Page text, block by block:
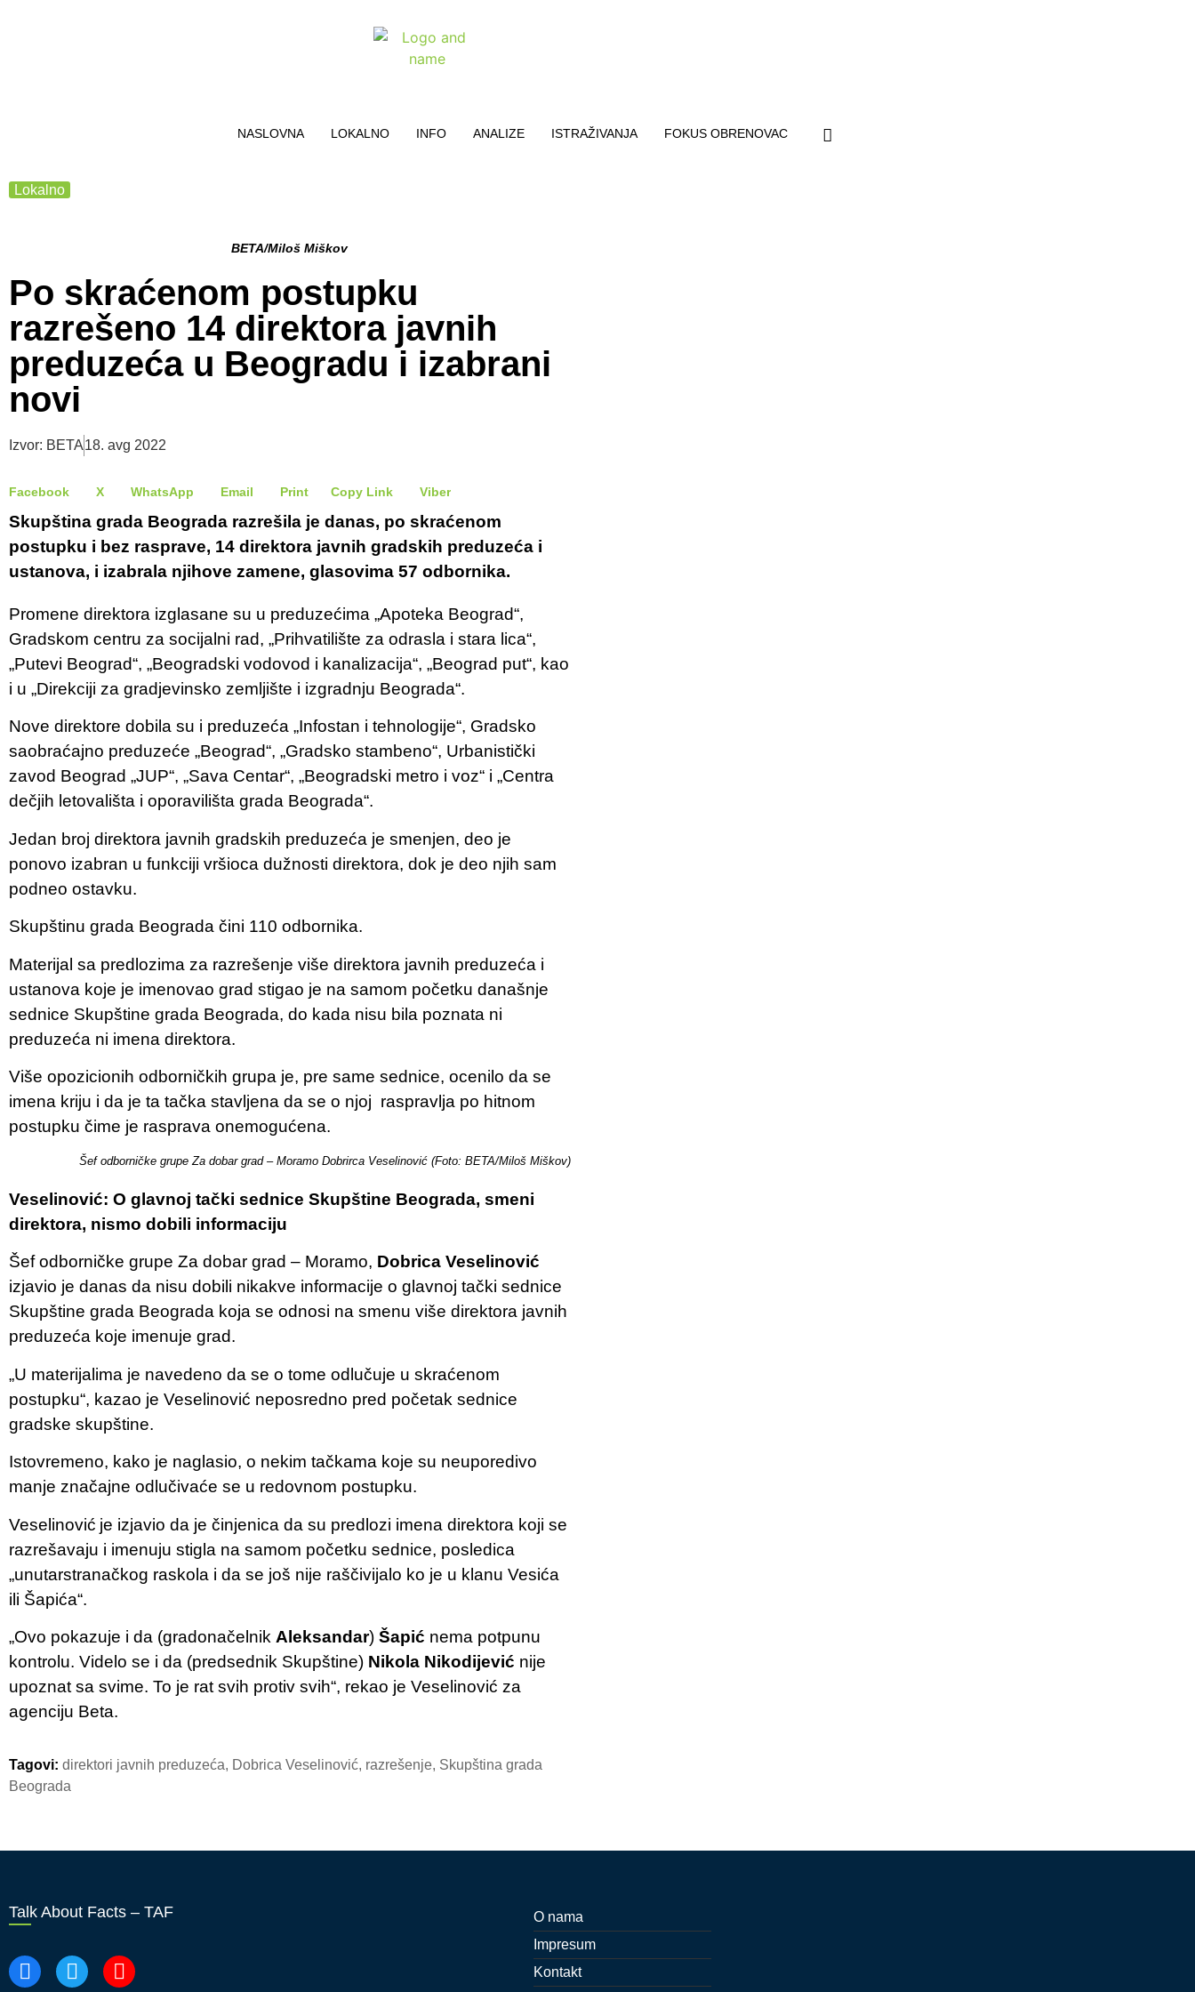
NASLOVNA LOKALNO INFO ANALIZE ISTRAŽIVANJA FOKUS OBRENOVAC
Lokalno
BETA/Miloš Miškov
Po skraćenom postupku
razrešeno 14 direktora javnih
preduzeća u Beogradu i izabrani
novi
Izvor: BETA18. avg 2022
Facebook X WhatsApp Email Print Copy Link Viber
Skupština grada Beograda razrešila je danas, po skraćenom
postupku i bez rasprave, 14 direktora javnih gradskih preduzeća i
ustanova, i izabrala njihove zamene, glasovima 57 odbornika.
Promene direktora izglasane su u preduzećima „Apoteka Beograd“,
Gradskom centru za socijalni rad, „Prihvatilište za odrasla i stara lica“,
„Putevi Beograd“, „Beogradski vodovod i kanalizacija“, „Beograd put“, kao
i u „Direkciji za gradjevinsko zemljište i izgradnju Beograda“.
Nove direktore dobila su i preduzeća „Infostan i tehnologije“, Gradsko
saobraćajno preduzeće „Beograd“, „Gradsko stambeno“, Urbanistički
zavod Beograd „JUP“, „Sava Centar“, „Beogradski metro i voz“ i „Centra
dečjih letovališta i oporavilišta grada Beograda“.
Jedan broj direktora javnih gradskih preduzeća je smenjen, deo je
ponovo izabran u funkciji vršioca dužnosti direktora, dok je deo njih sam
podneo ostavku.
Skupštinu grada Beograda čini 110 odbornika.
Materijal sa predlozima za razrešenje više direktora javnih preduzeća i
ustanova koje je imenovao grad stigao je na samom početku današnje
sednice Skupštine grada Beograda, do kada nisu bila poznata ni
preduzeća ni imena direktora.
Više opozicionih odborničkih grupa je, pre same sednice, ocenilo da se
imena kriju i da je ta tačka stavljena da se o njoj raspravlja po hitnom
postupku čime je rasprava onemogućena.
Šef odborničke grupe Za dobar grad – Moramo Dobrirca Veselinović (Foto: BETA/Miloš Miškov)
Veselinović: O glavnoj tački sednice Skupštine Beograda, smeni
direktora, nismo dobili informaciju
Šef odborničke grupe Za dobar grad – Moramo, Dobrica Veselinović
izjavio je danas da nisu dobili nikakve informacije o glavnoj tački sednice
Skupštine grada Beograda koja se odnosi na smenu više direktora javnih
preduzeća koje imenuje grad.
„U materijalima je navedeno da se o tome odlučuje u skraćenom
postupku“, kazao je Veselinović neposredno pred početak sednice
gradske skupštine.
Istovremeno, kako je naglasio, o nekim tačkama koje su neuporedivo
manje značajne odlučivaće se u redovnom postupku.
Veselinović je izjavio da je činjenica da su predlozi imena direktora koji se
razrešavaju i imenuju stigla na samom početku sednice, posledica
„unutarstranačkog raskola i da se još nije raščivijalo ko je u klanu Vesića
ili Šapića“.
„Ovo pokazuje i da (gradonačelnik Aleksandar) Šapić nema potpunu
kontrolu. Videlo se i da (predsednik Skupštine) Nikola Nikodijević nije
upoznat sa svime. To je rat svih protiv svih“, rekao je Veselinović za
agenciju Beta.
Tagovi: direktori javnih preduzeća, Dobrica Veselinović, razrešenje, Skupština grada
Beograda
Talk About Facts – TAF
O nama
Impresum
Kontakt